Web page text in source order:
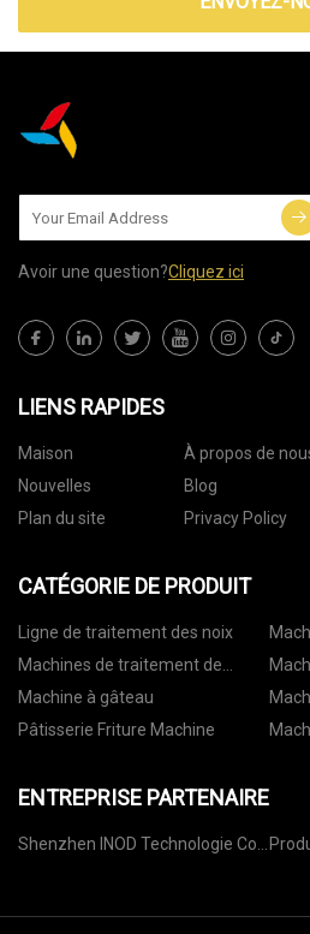
Avoir une question?Cliquez ici
LIENS RAPIDES
Maison À propos de
Nouvelles
Blog
Plan du site
Privacy Policy
CATÉGORIE DE PRODUIT
Ligne de traitement des noix
Machines de traitement de
pâtisserie
Machine à gâteau
Pâtisserie Friture Machine
ENTREPRISE PARTENAIRE
Shenzhen INOD Technologie Co.,